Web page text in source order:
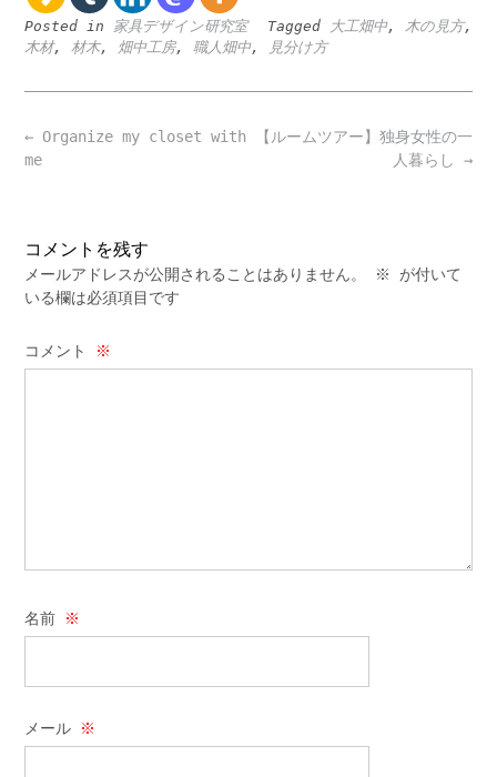
Posted in 家具デザイン研究室 Tagged 大工畑中, 木の見方,
木材, 材木, 畑中工房, 職人畑中, 見分け方
Post
navigation
【ルームツアー】独身女性の一
人暮らし →
← Organize my closet with
me
コメントを残す
メールアドレスが公開されることはありません。 ※
が付いて
いる欄は必須項目です
コメント ※
名前 ※
メール ※